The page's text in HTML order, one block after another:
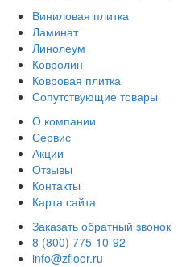
Виниловая плитка
Ламинат
Линолеум
Ковролин
Ковровая плитка
Сопутствующие товары
О компании
Сервис
Акции
Отзывы
Контакты
Карта сайта
Заказать обратный звонок
8 (800) 775-10-92
info@zfloor.ru